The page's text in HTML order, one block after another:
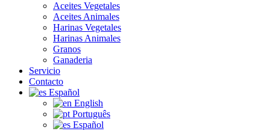
Aceites Vegetales
Aceites Animales
Harinas Vegetales
Harinas Animales
Granos
Ganaderia
Servicio
Contacto
Español
English
Português
Español